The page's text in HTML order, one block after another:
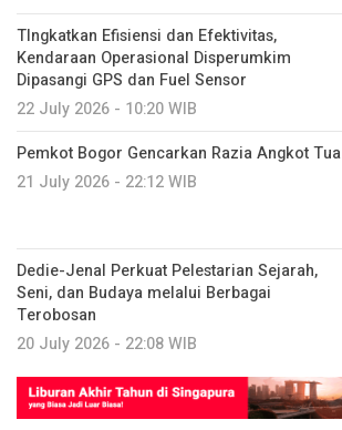
TIngkatkan Efisiensi dan Efektivitas,
Kendaraan Operasional Disperumkim
Dipasangi GPS dan Fuel Sensor
22 July 2026 - 10:20 WIB
Pemkot Bogor Gencarkan Razia Angkot Tua
21 July 2026 - 22:12 WIB
Dedie-Jenal Perkuat Pelestarian Sejarah,
Seni, dan Budaya melalui Berbagai
Terobosan
20 July 2026 - 22:08 WIB